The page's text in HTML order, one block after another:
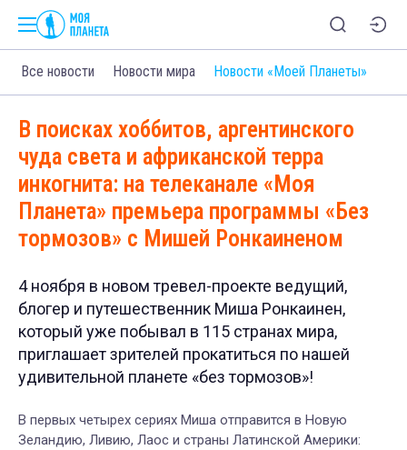
Все новости Новости мира Новости «Моей Планеты»
В поисках хоббитов, аргентинского
чуда света и африканской терра
инкогнита: на телеканале «Моя
Планета» премьера программы «Без
тормозов» с Мишей Ронкаиненом
4 ноября в новом тревел-проекте ведущий,
блогер и путешественник Миша Ронкаинен,
который уже побывал в 115 странах мира,
приглашает зрителей прокатиться по нашей
удивительной планете «без тормозов»!
В первых четырех сериях Миша отправится в Новую
Зеландию, Ливию, Лаос и страны Латинской Америки: